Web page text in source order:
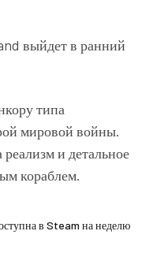
типа
мировой войны.
и детальное
кораблем.
в Steam на неделю